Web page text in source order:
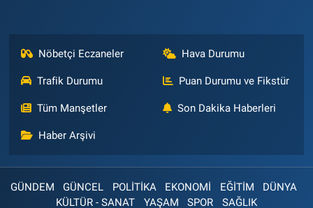
Nöbetçi Eczaneler Hava Durumu
Trafik Durumu Puan Durumu ve Fikstür
Tüm Manşetler Son Dakika Haberleri
Haber Arşivi
GÜNDEM GÜNCEL POLİTİKA EKONOMİ EĞİTİM
DÜNYA
KÜLTÜR - SANAT
YAŞAM SPOR SAĞLIK